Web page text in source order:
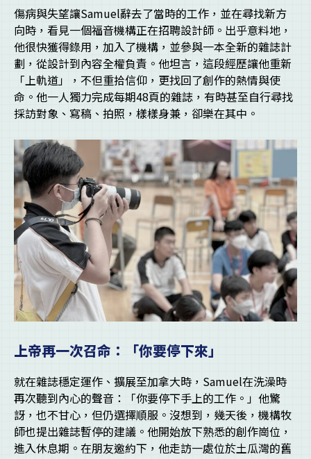
傷病與失望讓Samuel辭去了當時的工作，並在尋找新方
向時，看見一個福音機構正在招聘設計師。出乎意料地，
他很快獲得錄用，加入了機構，並參與一本全新的雜誌計
劃，從設計到內容全權負責。他坦言，這段經歷讓他重新
「上軌道」，不但重拾信仰，更找回了創作的熱情與使
命。他一人獨力完成每期48頁的雜誌，有時甚至自行尋找
採訪對象、寫稿、拍照，樣樣身兼，卻樂在其中。
上帝再一次召命：「你要停下來」
就在雜誌穩定運作、擴展至加拿大時，Samuel在洗澡時
再次聽到內心的聲音：「你要停下手上的工作。」他驚
訝，也不甘心，但仍選擇順服。沒想到，幾天後，機構牧
師也提出雜誌暫停的建議。他開始放下熟悉的創作崗位，
進入休息期。在朋友邀約下，他走訪一處位於土瓜灣的舊